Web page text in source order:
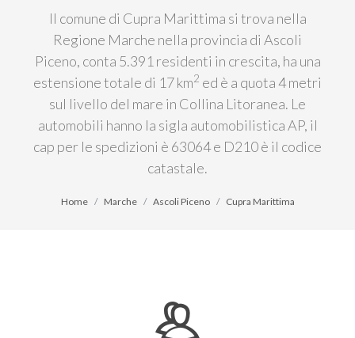
Il comune di Cupra Marittima si trova nella
Regione Marche nella provincia di Ascoli
Piceno, conta 5.391 residenti in crescita, ha una
estensione totale di 17 km2 ed è a quota 4 metri
sul livello del mare in Collina Litoranea. Le
automobili hanno la sigla automobilistica AP, il
cap per le spedizioni è 63064 e D210 è il codice
catastale.
Home Marche Ascoli Piceno Cupra Marittima